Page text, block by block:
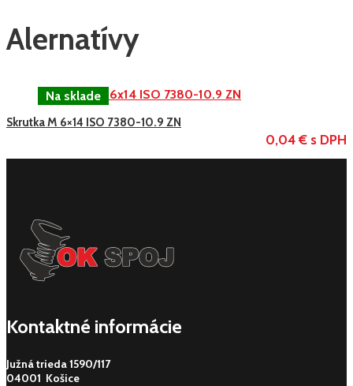
Alernatívy
Skrutka M 6×14 ISO 7380-10.9 ZN
0,04 € s DPH
Kontaktné informácie
Južná trieda 1590/117
04001 Košice